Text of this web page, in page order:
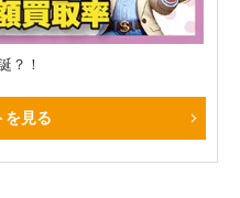
？！
を見る